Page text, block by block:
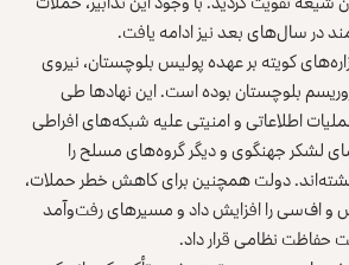
در سال‌های بعد نیز ادامه یافت.
کویته بر عهده پولیس بلوچستان، نیروی
بلوچستانبوده است. این نهادها طی
اطلاعاتی و امنیتی علیه شبکه‌های افراطی
لشکر جهنگوی و دیگر گروه‌های مسلح را
کشته‌اند. دولت همچنین برای کاهش خطر حملات،
اف‌سی را افزایش داد و مسیرهای رفت‌وآمد
حفاظت نظامی قرار داد.